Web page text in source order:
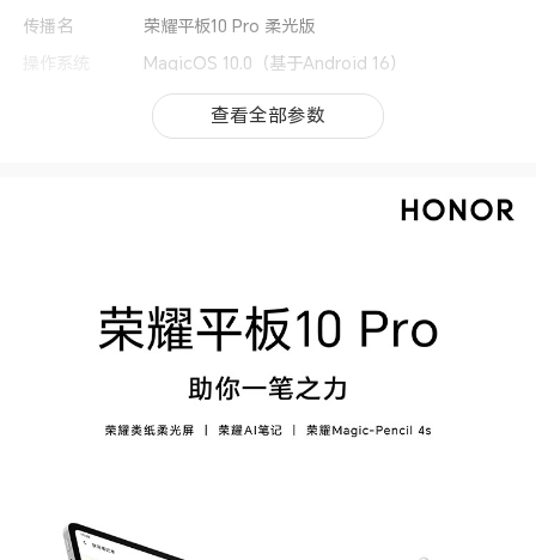
传播名
荣耀平板10 Pro 柔光版
操作系统
MagicOS 10.0（基于Android 16）
MagicOS 10.0
天玑8350至尊版
1 x Cortex-A715 3.35GHz + 3 x Cortex-A715
2026年1月
259.1mm（长）*176.1mm（宽）*6.1mm（厚）
可能有所差异。)
约475g(含电池）(备注:实际重量依配置、制造工
艺、测量方法的不同可能有所差异。)
屏幕尺寸
形测量时，屏幕的对角线长度是 11.5英寸（实际可
查看全部参数
查看全部参数